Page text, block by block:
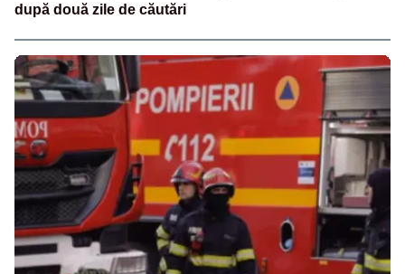
după două zile de căutări